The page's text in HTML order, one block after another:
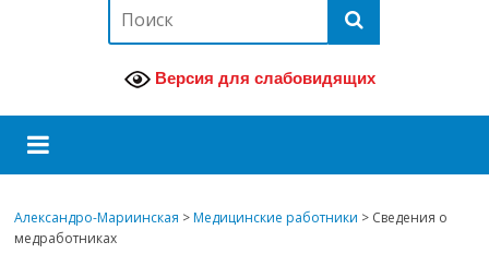
Версия для слабовидящих
Александро-Мариинская >Медицинские работники > Сведения о
медработниках